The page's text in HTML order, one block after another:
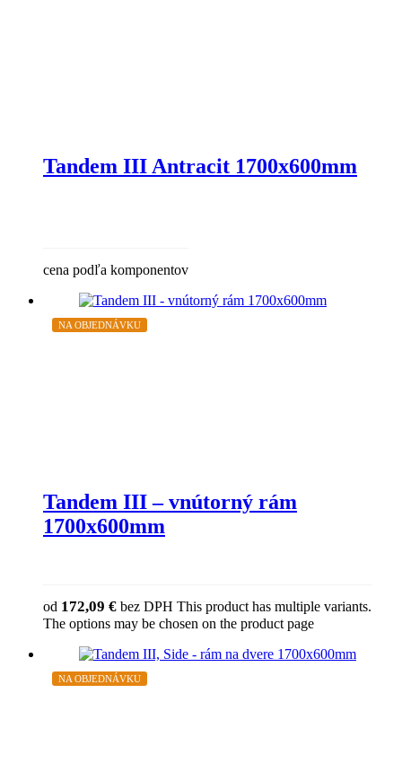
Tandem III Antracit 1700x600mm
cena podľa komponentov
NA OBJEDNÁVKU
Tandem III – vnútorný rám
1700x600mm
od 172,09 € bez DPH This product has multiple variants.
The options may be chosen on the product page
NA OBJEDNÁVKU